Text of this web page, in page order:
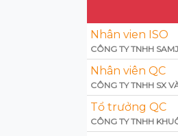
Nhân vien ISO
CÔNG TY TNHH
Nhân viên QC
CÔNG TY TNHH SX
Tổ trưởng QC
CÔNG TY TNHH